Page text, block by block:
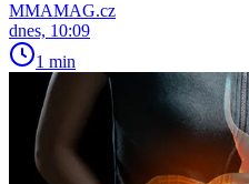
MMAMAG.cz
dnes, 10:09
1 min